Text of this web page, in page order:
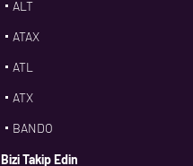
ALT
ATAX
ATL
ATX
BANDO
BMS
Bizi Takip Edin